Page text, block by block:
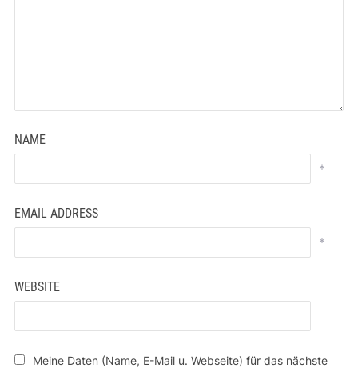
NAME
*
EMAIL ADDRESS
*
WEBSITE
Meine Daten (Name, E-Mail u. Webseite) für das nächste